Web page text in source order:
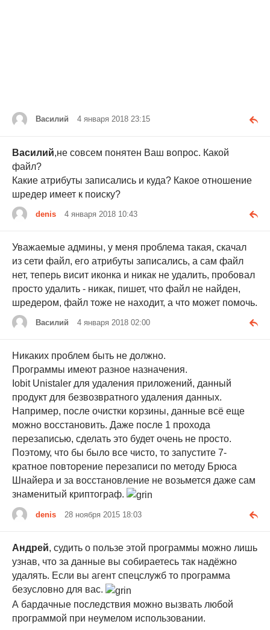
Василий 4 января 2018 23:15
Василий,не совсем понятен Ваш вопрос. Какой
файл?
Какие атрибуты записались и куда? Какое отношение
шредер имеет к поиску?
denis 4 января 2018 10:43
Уважаемые админы, у меня проблема такая, скачал
из сети файл, его атрибуты записались, а сам файл
нет, теперь висит иконка и никак не удалить, пробовал
просто удалить - никак, пишет, что файл не найден,
шредером, файл тоже не находит, а что может помочь.
Василий 4 января 2018 02:00
Никаких проблем быть не должно.
Программы имеют разное назначения.
Iobit Unistaler для удаления приложений, данный
продукт для безвозвратного удаления данных.
Например, после очистки корзины, данные всё еще
можно восстановить. Даже после 1 прохода
перезаписью, сделать это будет очень не просто.
Поэтому, что бы было все чисто, то запустите 7-
кратное повторение перезаписи по методу Брюса
Шнайера и за восстановление не возьмется даже сам
знаменитый криптограф.
denis 28 ноября 2015 18:03
Андрей, судить о пользе этой программы можно лишь
узнав, что за данные вы собираетесь так надёжно
удалять. Если вы агент спецслужб то программа
безусловно для вас.
А бардачные последствия можно вызвать любой
программой при неумелом использовании.